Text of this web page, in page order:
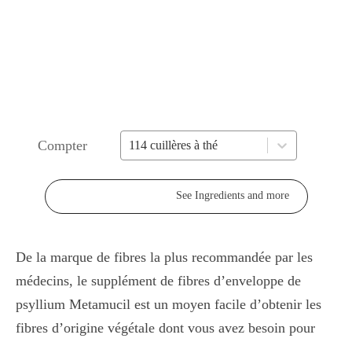
Compter 114 cuillères à thé
See Ingredients and more
De la marque de fibres la plus recommandée par les
médecins, le supplément de fibres d’enveloppe de
psyllium Metamucil est un moyen facile d’obtenir les
fibres d’origine végétale dont vous avez besoin pour